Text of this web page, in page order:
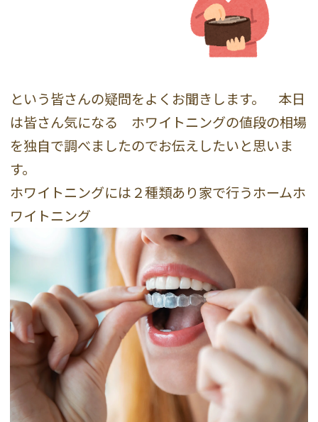
という皆さんの疑問をよくお聞きします。 本日
は皆さん気になる ホワイトニングの値段の相場
を独自で調べましたのでお伝えしたいと思いま
す。
ホワイトニングには２種類あり家で行うホームホ
ワイトニング